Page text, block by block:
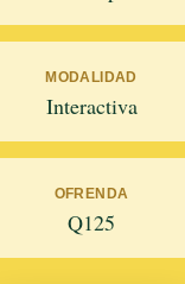
MODALIDAD
Interactiva
OFRENDA
Q125